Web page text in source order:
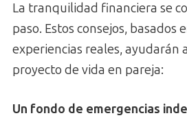
La tranquilidad financiera se
paso. Estos consejos, basados
experiencias reales, ayudarán
proyecto de vida en pareja:
Un fondo de emergencias